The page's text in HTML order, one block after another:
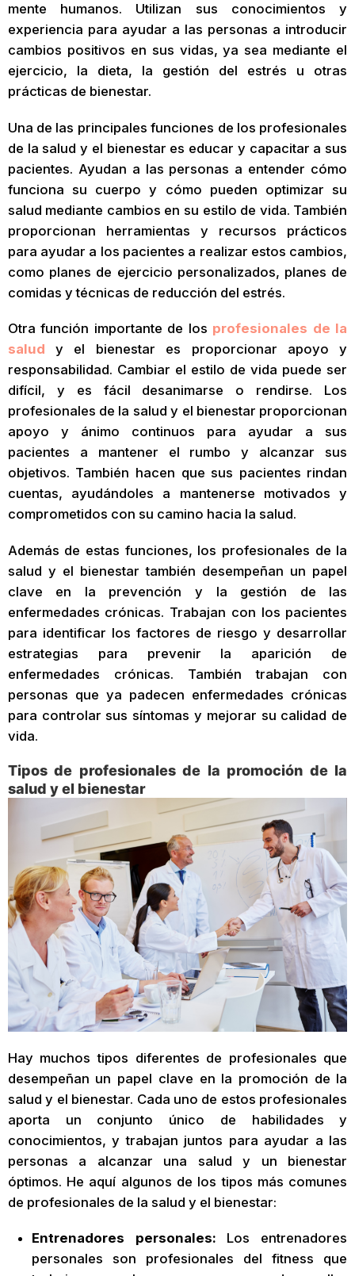
mente humanos. Utilizan sus conocimientos y
experiencia para ayudar a las personas a introducir
cambios positivos en sus vidas, ya sea mediante el
ejercicio, la dieta, la gestión del estrés u otras
prácticas de bienestar.
Una de las principales funciones de los profesionales
de la salud y el bienestar es educar y capacitar a sus
pacientes. Ayudan a las personas a entender cómo
funciona su cuerpo y cómo pueden optimizar su
salud mediante cambios en su estilo de vida. También
proporcionan herramientas y recursos prácticos
para ayudar a los pacientes a realizar estos cambios,
como planes de ejercicio personalizados, planes de
comidas y técnicas de reducción del estrés.
Otra función importante de los profesionales de la
salud y el bienestar es proporcionar apoyo y
responsabilidad. Cambiar el estilo de vida puede ser
difícil, y es fácil desanimarse o rendirse. Los
profesionales de la salud y el bienestar proporcionan
apoyo y ánimo continuos para ayudar a sus
pacientes a mantener el rumbo y alcanzar sus
objetivos. También hacen que sus pacientes rindan
cuentas, ayudándoles a mantenerse motivados y
comprometidos con su camino hacia la salud.
Además de estas funciones, los profesionales de la
salud y el bienestar también desempeñan un papel
clave en la prevención y la gestión de las
enfermedades crónicas. Trabajan con los pacientes
para identificar los factores de riesgo y desarrollar
estrategias para prevenir la aparición de
enfermedades crónicas. También trabajan con
personas que ya padecen enfermedades crónicas
para controlar sus síntomas y mejorar su calidad de
vida.
Tipos de profesionales de la promoción de la
salud y el bienestar
Hay muchos tipos diferentes de profesionales que
desempeñan un papel clave en la promoción de la
salud y el bienestar. Cada uno de estos profesionales
aporta un conjunto único de habilidades y
conocimientos, y trabajan juntos para ayudar a las
personas a alcanzar una salud y un bienestar
óptimos. He aquí algunos de los tipos más comunes
de profesionales de la salud y el bienestar:
Entrenadores personales: Los entrenadores
personales son profesionales del fitness que